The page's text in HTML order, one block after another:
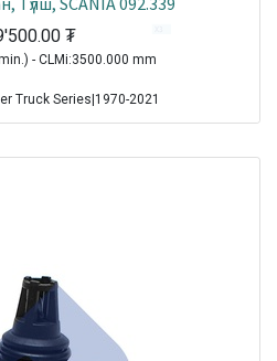
₮
- CLMi:3500.000 mm
Truck Series|1970-2021
90|1985-1997
2000 M|1995-2005
Sale